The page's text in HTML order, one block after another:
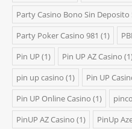
Party Casino Bono Sin Deposito
Party Poker Casino 981 (1)
Pin UP (1) Pin UP AZ Casino
pin up casino (1) Pin UP
Pin UP Online Casino (1) pinco
PinUP AZ Casino (1) PinUp